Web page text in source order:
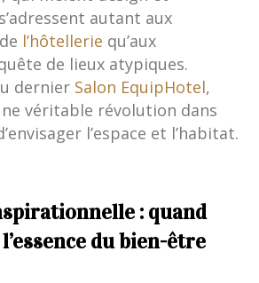
autant aux
l’hôtellerie qu’aux
de lieux atypiques.
dernier Salon EquipHotel,
véritable révolution dans
l’espace et l’habitat.
: quand
du bien-être